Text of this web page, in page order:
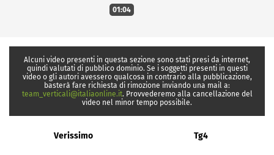
01:04
Alcuni video presenti in questa sezione sono stati presi da internet,
quindi valutati di pubblico dominio. Se i soggetti presenti in questi
video o gli autori avessero qualcosa in contrario alla pubblicazione,
basterà fare richiesta di rimozione inviando una mail a:
team_verticali@italiaonline.it. Provvederemo alla cancellazione del
video nel minor tempo possibile.
Verissimo Tg4